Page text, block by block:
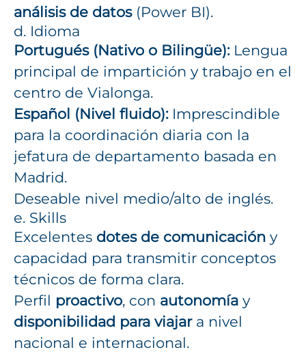
análisis de datos(Power BI).
d. Idioma
Portugués (Nativo o Bilingüe):Lengua
principal de impartición y trabajo en el
centro de Vialonga.
Español (Nivel fluido):Imprescindible
para la coordinación diaria con la
jefatura de departamento basada en
Madrid.
Deseable nivel medio/alto de inglés.
e. Skills
Excelentes dotes de comunicación y
capacidad para transmitir conceptos
técnicos de forma clara.
Perfil proactivo, con autonomía y
disponibilidad para viajar a nivel
nacional e internacional.